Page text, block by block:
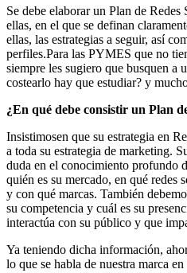
Se debe elaborar un Plan de Redes
ellas, en el que se definan
ellas, las estrategias a seguir, así
perfiles.Para las PYMES que no
siempre les sugiero que busquen a
costearlo hay que estudiar? y
¿En qué debe consistir un Plan
Insistimosen que su estrategia en
a toda su estrategia de marketing.
duda en el conocimiento profundo
quién es su mercado, en qué redes
y con qué marcas. También
su competencia y cuál es su
interactúa con su público y que
Ya teniendo dicha información,
lo que se habla de nuestra marca